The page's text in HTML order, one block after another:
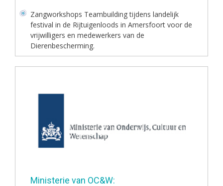
Zangworkshops Teambuilding tijdens landelijk
festival in de Rijtuigenloods in Amersfoort voor de
vrijwilligers en medewerkers van de
Dierenbescherming.
Ministerie van OC&W: